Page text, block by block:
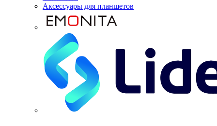
Аксессуары для планшетов